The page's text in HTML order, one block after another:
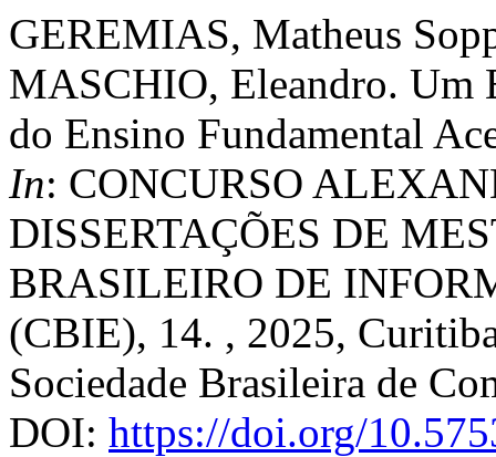
GEREMIAS, Matheus
MASCHIO, Eleandro. Um
do Ensino Fundamental
In: CONCURSO
DISSERTAÇÕES DE
BRASILEIRO DE
(CBIE), 14. , 2025,
Sociedade Brasileira de
DOI: https://doi.org/